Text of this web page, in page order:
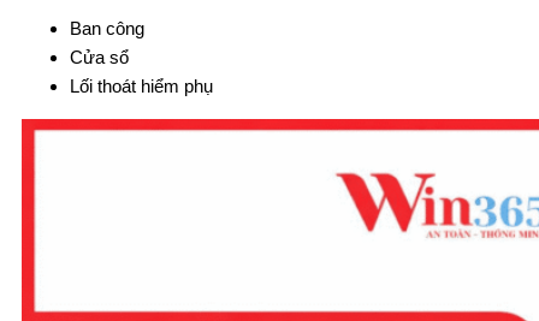
Ban công
Cửa sổ
Lối thoát hiểm phụ